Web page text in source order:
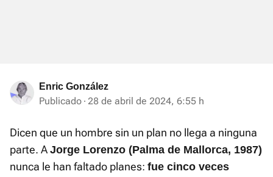
Enric González
Publicado 28 de abril de 2024, 6:55 h
Dicen que un hombre sin un plan no llega a ninguna
parte. A Jorge Lorenzo (Palma de Mallorca, 1987)
nunca le han faltado planes: fue cinco veces